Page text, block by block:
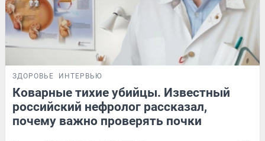
ЗДОРОВЬЕ ИНТЕРВЬЮ
Коварные тихие убийцы. Известный
российский нефролог рассказал,
почему важно проверять почки